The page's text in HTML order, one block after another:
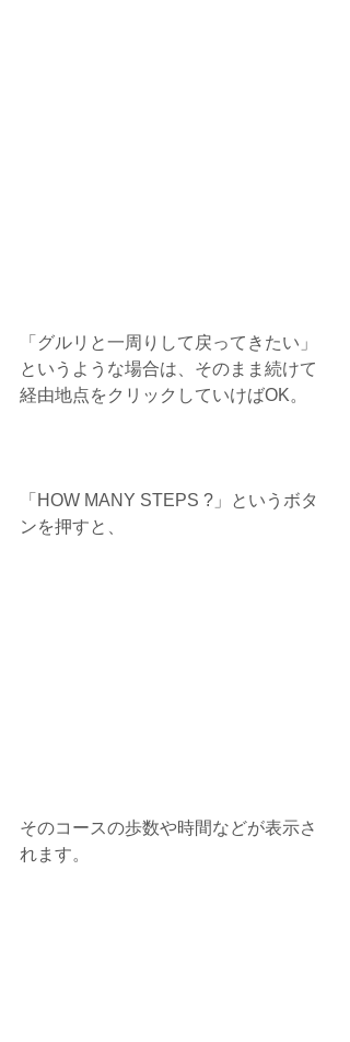
「グルリと一周りして戻ってきたい」
というような場合は、そのまま続けて
経由地点をクリックしていけばOK。
「HOW MANY STEPS ?」というボタ
ンを押すと、
そのコースの歩数や時間などが表示さ
れます。